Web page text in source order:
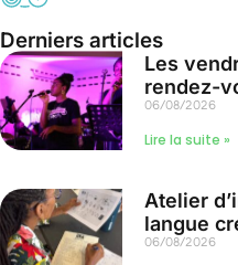
Derniers articles
Les
rendez-
06/08/2026
Lire la suite »
Atelier
langue
06/08/2026